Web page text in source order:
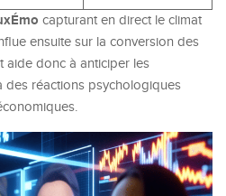
capturant en direct le climat
ensuite sur la conversion des
aide donc à anticiper les
des réactions psychologiques